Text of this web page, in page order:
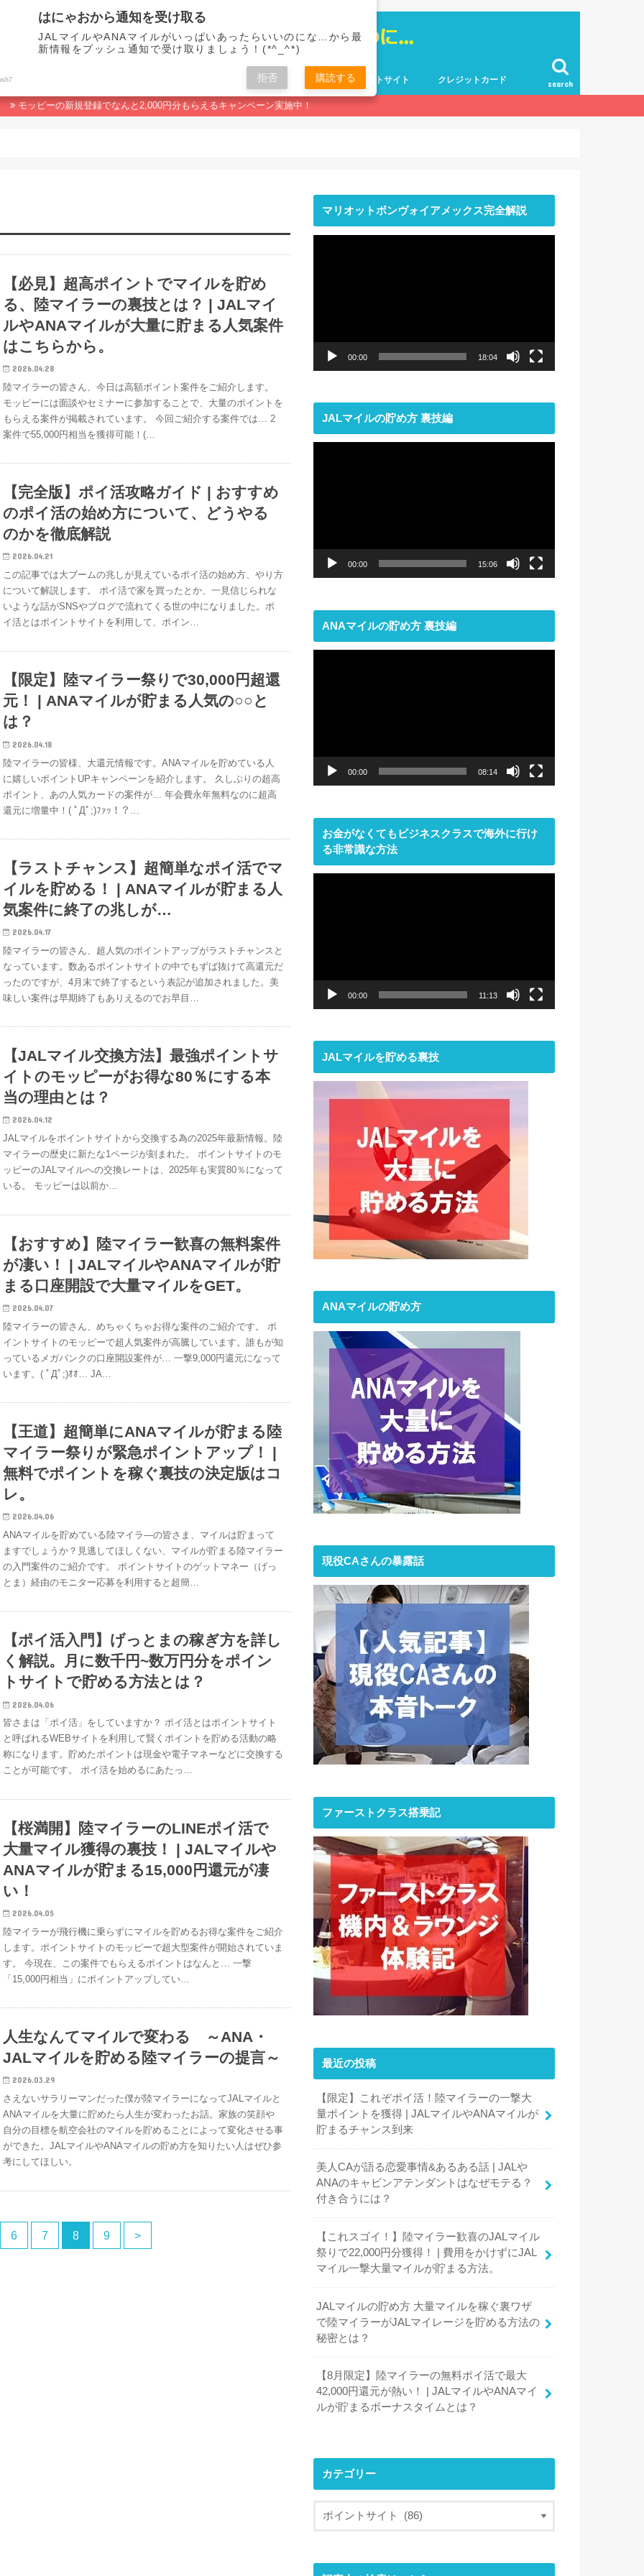
search
の貯め方 人生なんてマイルで変わる！ ポイントサイト クレジットカード
モッピーの新規登録でなんと2,000円分もらえるキャンペーン実施中！
【必見】超高ポイントでマイルを貯め
る、陸マイラーの裏技とは？ | JALマイ
ルやANAマイルが大量に貯まる人気案件
はこちらから。
2026.04.28
陸マイラーの皆さん、今日は高額ポイント案件をご紹介します。
モッピーには面談やセミナーに参加することで、大量のポイントを
もらえる案件が掲載されています。 今回ご紹介する案件では… 2
案件で55,000円相当を獲得可能！(…
【完全版】ポイ活攻略ガイド | おすすめ
のポイ活の始め方について、どうやる
のかを徹底解説
2026.04.21
この記事では大ブームの兆しが見えているポイ活の始め方、やり方
について解説します。 ポイ活で家を買ったとか、一見信じられな
いような話がSNSやブログで流れてくる世の中になりました。ポ
イ活とはポイントサイトを利用して、ポイン…
【限定】陸マイラー祭りで30,000円超還
元！ | ANAマイルが貯まる人気の○○と
は？
2026.04.18
陸マイラーの皆様、大還元情報です。ANAマイルを貯めている人
に嬉しいポイントUPキャンペーンを紹介します。 久しぶりの超高
ポイント、あの人気カードの案件が… 年会費永年無料なのに超高
還元に増量中！( ﾟДﾟ;)ﾌｧｯ！？…
【ラストチャンス】超簡単なポイ活でマ
イルを貯める！ | ANAマイルが貯まる人
気案件に終了の兆しが…
2026.04.17
陸マイラーの皆さん、超人気のポイントアップがラストチャンスと
なっています。数あるポイントサイトの中でもずば抜けて高還元だ
ったのですが、4月末で終了するという表記が追加されました。美
味しい案件は早期終了もありえるのでお早目…
【JALマイル交換方法】最強ポイントサ
イトのモッピーがお得な80％にする本
当の理由とは？
2026.04.12
JALマイルをポイントサイトから交換する為の2025年最新情報。陸
マイラーの歴史に新たな1ページが刻まれた。 ポイントサイトのモ
ッピーのJALマイルへの交換レートは、2025年も実質80％になって
いる。 モッピーは以前か…
【おすすめ】陸マイラー歓喜の無料案件
が凄い！ | JALマイルやANAマイルが貯
まる口座開設で大量マイルをGET。
2026.04.07
陸マイラーの皆さん、めちゃくちゃお得な案件のご紹介です。 ポ
イントサイトのモッピーで超人気案件が高騰しています。誰もが知
っているメガバンクの口座開設案件が… 一撃9,000円還元になって
います。( ﾟДﾟ;)ｵｵ… JA…
【王道】超簡単にANAマイルが貯まる陸
マイラー祭りが緊急ポイントアップ！ |
無料でポイントを稼ぐ裏技の決定版はコ
レ。
2026.04.06
ANAマイルを貯めている陸マイラ―の皆さま、マイルは貯まって
ますでしょうか？見逃してほしくない、マイルが貯まる陸マイラー
の入門案件のご紹介です。 ポイントサイトのゲットマネー（げっ
とま）経由のモニター応募を利用すると超簡…
【ポイ活入門】げっとまの稼ぎ方を詳し
く解説。月に数千円~数万円分をポイン
トサイトで貯める方法とは？
2026.04.06
皆さまは「ポイ活」をしていますか？ ポイ活とはポイントサイト
と呼ばれるWEBサイトを利用して賢くポイントを貯める活動の略
称になります。貯めたポイントは現金や電子マネーなどに交換する
ことが可能です。 ポイ活を始めるにあたっ…
【桜満開】陸マイラーのLINEポイ活で
大量マイル獲得の裏技！ | JALマイルや
ANAマイルが貯まる15,000円還元が凄
い！
2026.04.05
陸マイラーが飛行機に乗らずにマイルを貯めるお得な案件をご紹介
します。ポイントサイトのモッピーで超大型案件が開始されていま
す。 今現在、この案件でもらえるポイントはなんと… 一撃
「15,000円相当」にポイントアップしてい…
人生なんてマイルで変わる ～ANA・
JALマイルを貯める陸マイラーの提言～
2026.03.29
さえないサラリーマンだった僕が陸マイラーになってJALマイルと
ANAマイルを大量に貯めたら人生が変わったお話。家族の笑顔や
自分の目標を航空会社のマイルを貯めることによって変化させる事
ができた。JALマイルやANAマイルの貯め方を知りたい人はぜひ参
考にしてほしい。
6 7 8 9 >
マリオットボンヴォイアメックス完全解説
00:00 18:04
JALマイルの貯め方 裏技編
00:00 15:06
ANAマイルの貯め方 裏技編
00:00 08:14
お金がなくてもビジネスクラスで海外に行け
る非常識な方法
00:00 11:13
JALマイルを貯める裏技
ANAマイルの貯め方
現役CAさんの暴露話
ファーストクラス搭乗記
最近の投稿
【限定】これぞポイ活！陸マイラーの一撃大
量ポイントを獲得 | JALマイルやANAマイルが
貯まるチャンス到来
美人CAが語る恋愛事情&あるある話 | JALや
ANAのキャビンアテンダントはなぜモテる？
付き合うには？
【これスゴイ！】陸マイラー歓喜のJALマイル
祭りで22,000円分獲得！ | 費用をかけずにJAL
マイル一撃大量マイルが貯まる方法。
JALマイルの貯め方 大量マイルを稼ぐ裏ワザ
で陸マイラーがJALマイレージを貯める方法の
秘密とは？
【8月限定】陸マイラーの無料ポイ活で最大
42,000円還元が熱い！ | JALマイルやANAマイ
ルが貯まるボーナスタイムとは？
カテゴリー
はにゃおから通知を受け取る
JALマイルやANAマイルがいっぱいあったらいいのにな…から最
新情報をプッシュ通知で受け取りましょう！(*^_^*)
拒否 購読する